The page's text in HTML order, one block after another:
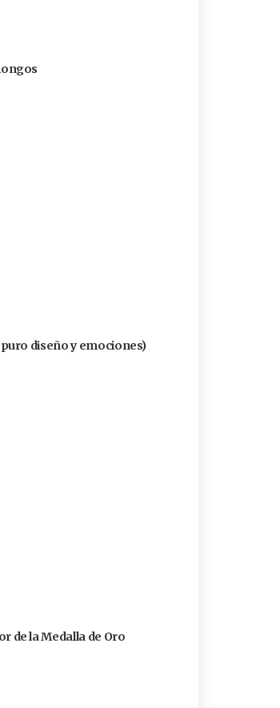
diseño y emociones)
de la Medalla de Oro